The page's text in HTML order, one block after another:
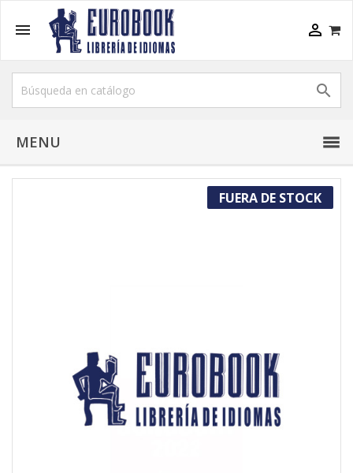
 

MENU
FUERA DE STOCK